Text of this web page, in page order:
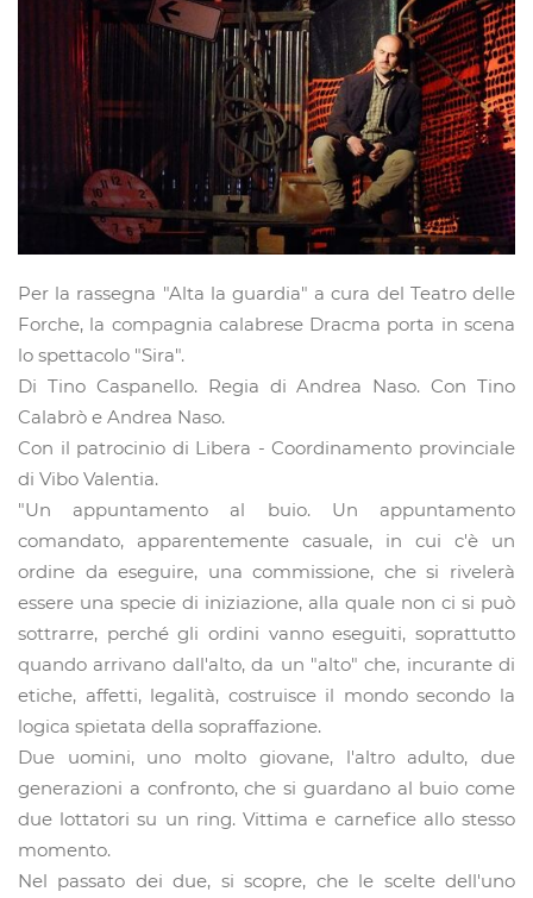
Per la rassegna "Alta la guardia" a cura del Teatro delle
Forche, la compagnia calabrese Dracma porta in scena
lo spettacolo "Sira".
Di Tino Caspanello. Regia di Andrea Naso. Con Tino
Calabrò e Andrea Naso.
Con il patrocinio di Libera - Coordinamento provinciale
di Vibo Valentia.
"Un appuntamento al buio. Un appuntamento
comandato, apparentemente casuale, in cui c'è un
ordine da eseguire, una commissione, che si rivelerà
essere una specie di iniziazione, alla quale non ci si può
sottrarre, perché gli ordini vanno eseguiti, soprattutto
quando arrivano dall'alto, da un "alto" che, incurante di
etiche, affetti, legalità, costruisce il mondo secondo la
logica spietata della sopraffazione.
Due uomini, uno molto giovane, l'altro adulto, due
generazioni a confronto, che si guardano al buio come
due lottatori su un ring. Vittima e carnefice allo stesso
momento.
Nel passato dei due, si scopre, che le scelte dell'uno